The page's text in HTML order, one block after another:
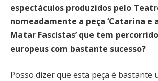
espectáculos produzidos pelo
nomeadamente a peça ‘Catarina e
Matar Fascistas’ que tem
europeus com bastante sucesso?
Posso dizer que esta peça é bastante